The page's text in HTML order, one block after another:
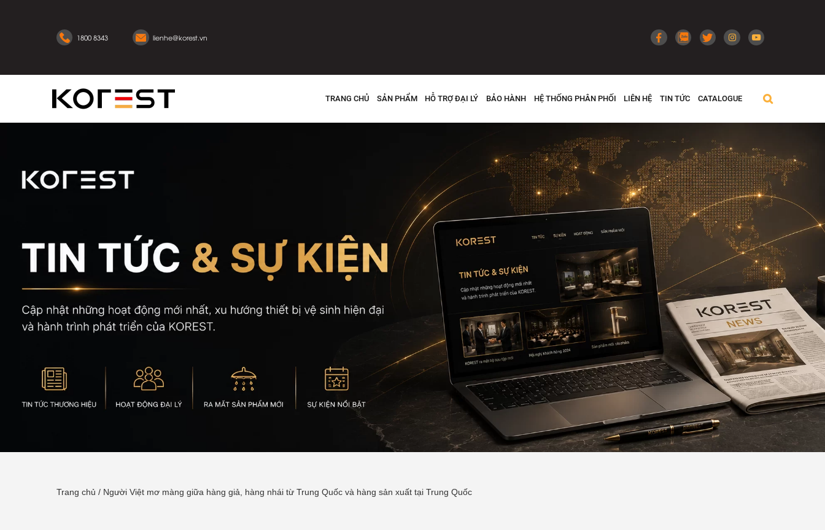
1800 8343 lienhe@korest.vn
TRANG CHỦ SẢN PHẨM HỖ TRỢ ĐẠI LÝ BẢO HÀNH HỆ THỐNG PHÂN PHỐI LIÊN HỆ TIN TỨC CATALOGUE
Trang chủ / Người Việt mơ màng giữa hàng giả, hàng nhái từ Trung Quốc và hàng sản xuất tại Trung Quốc